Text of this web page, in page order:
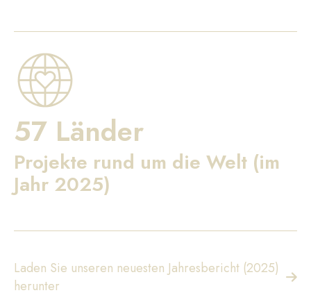
57 Länder
Projekte rund um die Welt (im
Jahr 2025)
Laden Sie unseren neuesten Jahresbericht (2025)
herunter